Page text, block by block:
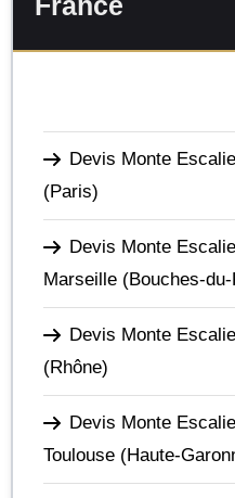
Devis Monte
(Paris)
Devis Monte
Marseille (Bouches-
Devis Monte
(Rhône)
Devis Monte
Toulouse (Haute-